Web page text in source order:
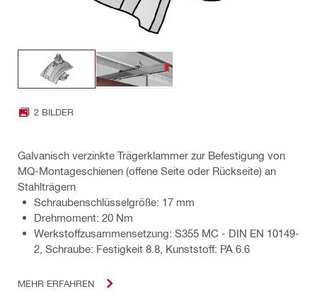
2 BILDER
Galvanisch verzinkte Trägerklammer zur Befestigung von
MQ-Montageschienen (offene Seite oder Rückseite) an
Stahlträgern
Schraubenschlüsselgröße: 17 mm
Drehmoment: 20 Nm
Werkstoffzusammensetzung: S355 MC - DIN EN 10149-
2, Schraube: Festigkeit 8.8, Kunststoff: PA 6.6
MEHR ERFAHREN